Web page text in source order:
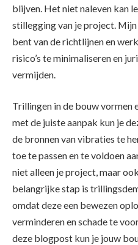
blijven. Het niet naleven kan
stillegging van je project.
bent van de richtlijnen en
risico’s te minimaliseren en
vermijden.
Trillingen in de bouw vormen
met de juiste aanpak kun je
de bronnen van vibraties te
toe te passen en te voldoen
niet alleen je project, maar
belangrijke stap is
omdat deze een bewezen
verminderen en schade te
deze blogpost kun je jouw